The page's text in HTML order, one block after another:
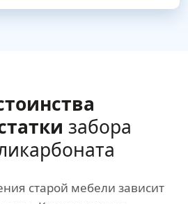
забора
старой мебели зависит